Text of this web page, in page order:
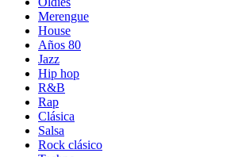
Merengue
House
Años 80
Jazz
Hip hop
R&B
Rap
Clásica
Salsa
Rock clásico